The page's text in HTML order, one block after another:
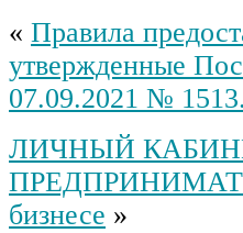
« Правила
утвержденные
07.09.2021 № 1513.
ЛИЧНЫЙ
бизнесе »